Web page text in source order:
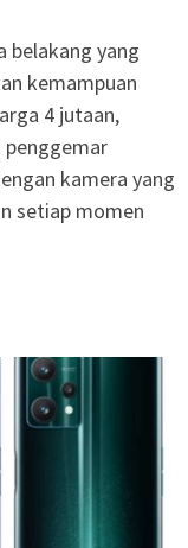
belakang yang
kemampuan
4 jutaan,
penggemar
kamera yang
setiap momen